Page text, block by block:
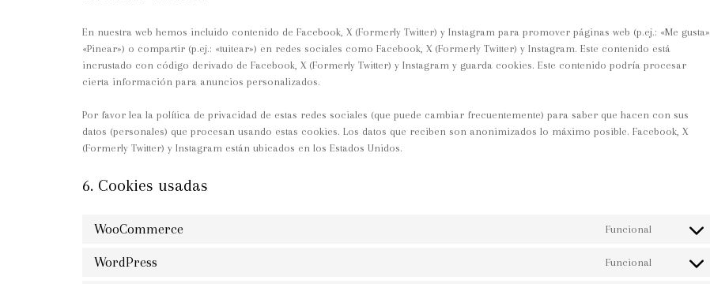
En nuestra web hemos incluido contenido de Facebook, X (Formerly Twitter) y Instagram para promover páginas web (p.ej.: «Me gusta»,
«Pinear») o compartir (p.ej.: «tuitear») en redes sociales como Facebook, X (Formerly Twitter) y Instagram. Este contenido está
incrustado con código derivado de Facebook, X (Formerly Twitter) y Instagram y guarda cookies. Este contenido podría procesar
cierta información para anuncios personalizados.
Por favor lea la política de privacidad de estas redes sociales (que puede cambiar frecuentemente) para saber que hacen con sus
datos (personales) que procesan usando estas cookies. Los datos que reciben son anonimizados lo máximo posible. Facebook, X
(Formerly Twitter) y Instagram están ubicados en los Estados Unidos.
6. Cookies usadas
WooCommerce Funcional
WordPress Funcional